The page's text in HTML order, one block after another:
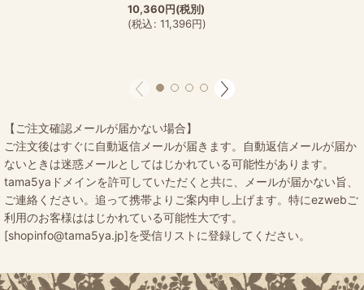
10,360円(税別)
(税込: 11,396円)
【ご注文確認メールが届かない場合】
ご注文後はすぐに自動返信メールが届きます。自動返信メールが届か
ないときは迷惑メールとしてはじかれている可能性があります。
tama5yaドメインを許可していただくと共に、メールが届かない旨、
ご連絡ください。追って携帯よりご案内申し上げます。特にezwebご
利用のお客様ははじかれている可能性大です。
[shopinfo@tama5ya.jp]を受信リストに登録してください。